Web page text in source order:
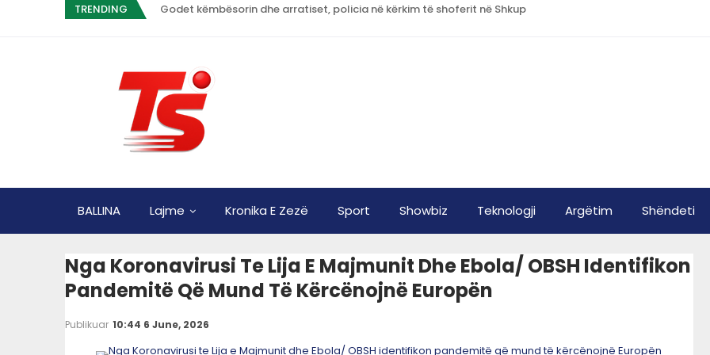
TRENDING Godet këmbësorin dhe arratiset, policia në kërkim të shoferit në Shkup
BALLINA Lajme Kronika E Zezë Sport Showbiz Teknologji Argëtim Shëndeti
Nga Koronavirusi Te Lija E Majmunit Dhe Ebola/ OBSH Identifikon
Pandemitë Që Mund Të Kërcënojnë Europën
Publikuar 10:44 6 June, 2026